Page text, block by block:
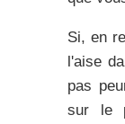
Si, en
l'aise
pas
sur le